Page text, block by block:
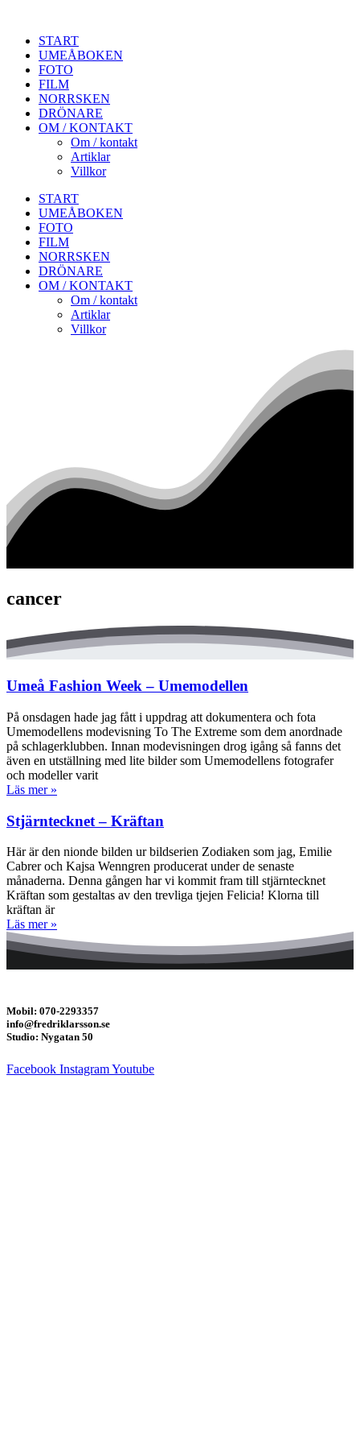
START
UMEÅBOKEN
FOTO
FILM
NORRSKEN
DRÖNARE
OM / KONTAKT
Om / kontakt
Artiklar
Villkor
START
UMEÅBOKEN
FOTO
FILM
NORRSKEN
DRÖNARE
OM / KONTAKT
Om / kontakt
Artiklar
Villkor
cancer
Umeå Fashion Week – Umemodellen
På onsdagen hade jag fått i uppdrag att dokumentera och fota
Umemodellens modevisning To The Extreme som dem anordnade
på schlagerklubben. Innan modevisningen drog igång så fanns det
även en utställning med lite bilder som Umemodellens fotografer
och modeller varit
Läs mer »
Stjärntecknet – Kräftan
Här är den nionde bilden ur bildserien Zodiaken som jag, Emilie
Cabrer och Kajsa Wenngren producerat under de senaste
månaderna. Denna gången har vi kommit fram till stjärntecknet
Kräftan som gestaltas av den trevliga tjejen Felicia! Klorna till
kräftan är
Läs mer »
Mobil: 070-2293357
info@fredriklarsson.se
Studio: Nygatan 50
Facebook InstagramYoutube